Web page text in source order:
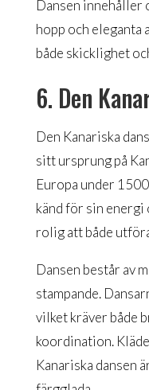
Dansen innehåller
hopp och
både skicklighet
6. Den
Den Kanariska
sitt ursprung på
Europa under
känd för sin
rolig att både
Dansen består av
stampande.
vilket kräver både
koordination.
Kanariska dansen